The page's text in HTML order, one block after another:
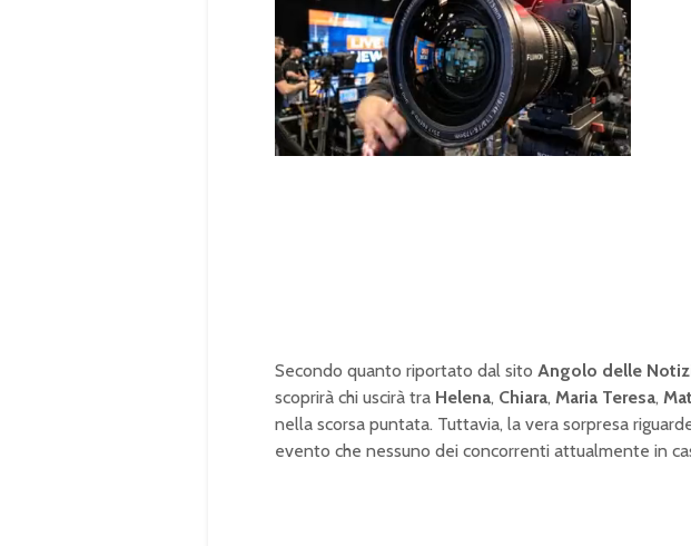
U
n
m
o
Secondo quanto riportato dal sito Angolo delle
scoprirà chi uscirà tra Helena, Chiara, Maria Teresa,
nella scorsa puntata. Tuttavia, la vera sorpresa
evento che nessuno dei concorrenti attualmente in